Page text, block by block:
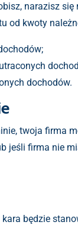
narazisz się
od kwoty
dochodów.
twoja firma
jeśli firma nie
kara będzie